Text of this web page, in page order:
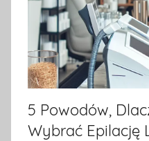
5 Powodów,
Wybrać Epilację